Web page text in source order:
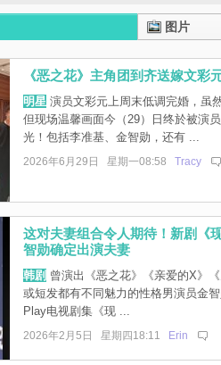
图片
《恶之花》主角团到齐送嫁文彩
明星演员文彩元上周末低调完婚，虽
但现场温馨画面今（29）日终於被演
光！包括李准基、金智勋，还有 ...
2026年6月29日 星期一08:58 Tracy
这对夫妻组合令人期待！新剧《
智勋确定出演夫妻
韩剧 曾演出《恶之花》《亲爱的X》
或短发都有不同魅力的性格男演员金
Play电视剧集《现 ...
2026年2月5日 星期四18:11 Erin